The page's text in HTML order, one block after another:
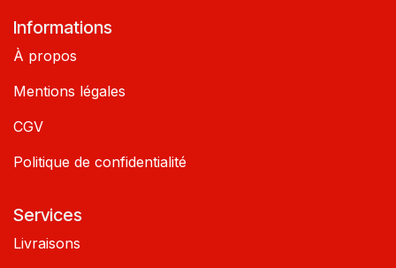
Informations
À propos
Mentions légales
CGV
Politique de confidentialité
Services
Livraisons